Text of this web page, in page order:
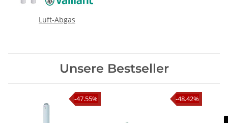
Luft-Abgas
Unsere Bestseller
-47.55% -48.42%